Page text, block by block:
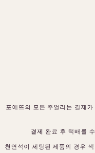
포에뜨의 모든 주얼리는 결제
결제 완료 후 택배를
천연석이 세팅된 제품의 경우